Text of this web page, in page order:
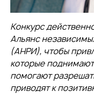
Конкурс
Альянс
(АНРИ), чтобы
которые
помогают
приводят к